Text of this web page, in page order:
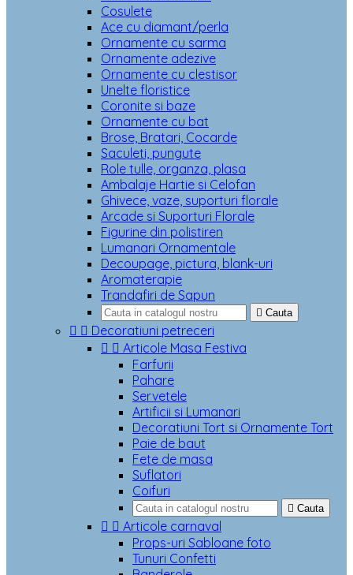
Cosulete
Ace cu diamant/perla
Ornamente cu sarma
Ornamente adezive
Ornamente cu clestisor
Unelte floristice
Coronite si baze
Ornamente cu bat
Brose, Bratari, Cocarde
Saculeti, pungute
Role tulle, organza, plasa
Ambalaje Hartie si Celofan
Ghivece, vaze, suporturi florale
Arcade si Suporturi Florale
Figurine din polistiren
Lumanari Ornamentale
Decoupage, pictura, blank-uri
Aromaterapie
Trandafiri de Sapun
 Cauta
  Decoratiuni petreceri
  Articole Masa Festiva
Farfurii
Pahare
Servetele
Artificii si Lumanari
Decoratiuni Tort si Ornamente Tort
Paie de baut
Fete de masa
Suflatori
Coifuri
 Cauta
  Articole carnaval
Props-uri Sabloane foto
Tunuri Confetti